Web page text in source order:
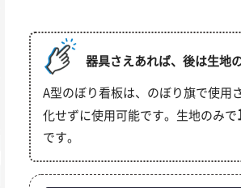
器具さえあれば、後は生地
A型のぼり看板は、のぼり旗で使用
化せずに使用可能です。生地のみで
です。